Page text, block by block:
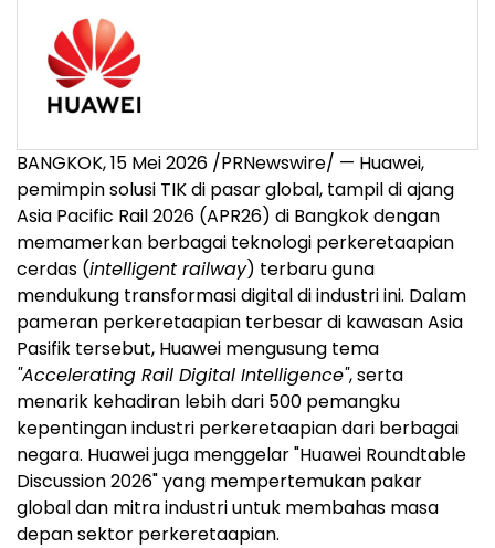
BANGKOK, 15 Mei 2026 /PRNewswire/ — Huawei,
pemimpin solusi TIK di pasar global, tampil di ajang
Asia Pacific Rail 2026 (APR26) di Bangkok dengan
memamerkan berbagai teknologi perkeretaapian
cerdas (intelligent railway) terbaru guna
mendukung transformasi digital di industri ini. Dalam
pameran perkeretaapian terbesar di kawasan Asia
Pasifik tersebut, Huawei mengusung tema
"Accelerating Rail Digital Intelligence", serta
menarik kehadiran lebih dari 500 pemangku
kepentingan industri perkeretaapian dari berbagai
negara. Huawei juga menggelar "Huawei Roundtable
Discussion 2026" yang mempertemukan pakar
global dan mitra industri untuk membahas masa
depan sektor perkeretaapian.